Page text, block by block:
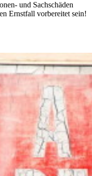
und Sachschäden
Ernstfall vorbereitet sein!